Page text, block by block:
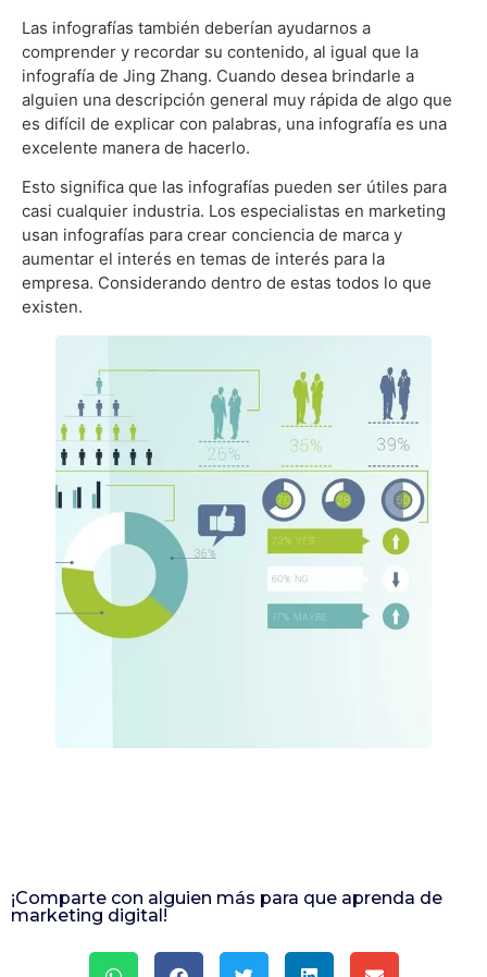
Las infografías también deberían ayudarnos a
comprender y recordar su contenido, al igual que la
infografía de Jing Zhang. Cuando desea brindarle a
alguien una descripción general muy rápida de algo que
es difícil de explicar con palabras, una infografía es una
excelente manera de hacerlo.
Esto significa que las infografías pueden ser útiles para
casi cualquier industria. Los especialistas en marketing
usan infografías para crear conciencia de marca y
aumentar el interés en temas de interés para la
empresa. Considerando dentro de estas todos lo que
existen.
¡Comparte con alguien más para que aprenda de
marketing digital!